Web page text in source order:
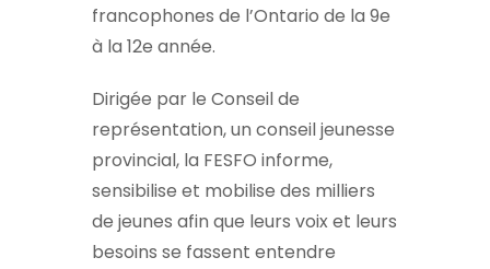
francophones de l’Ontario de la 9e
à la 12e année.
Dirigée par le Conseil de
représentation, un conseil jeunesse
provincial, la FESFO informe,
sensibilise et mobilise des milliers
de jeunes afin que leurs voix et leurs
besoins se fassent entendre